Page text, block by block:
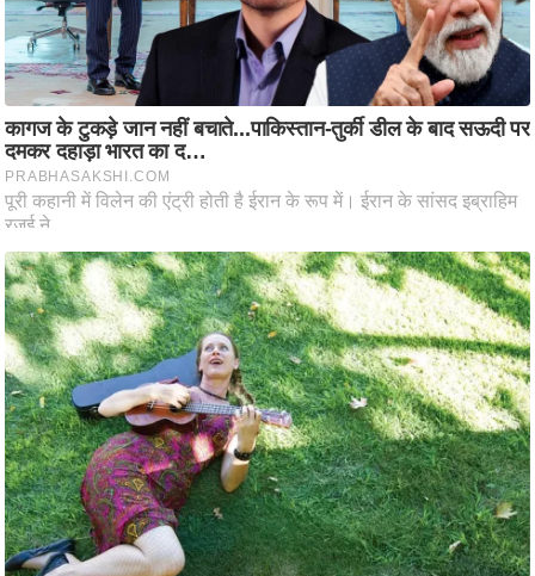
ए
म
.
आ
र
.
आ
ई
.
चा
य
प
र
स
मी
क्षा
ध
र्म